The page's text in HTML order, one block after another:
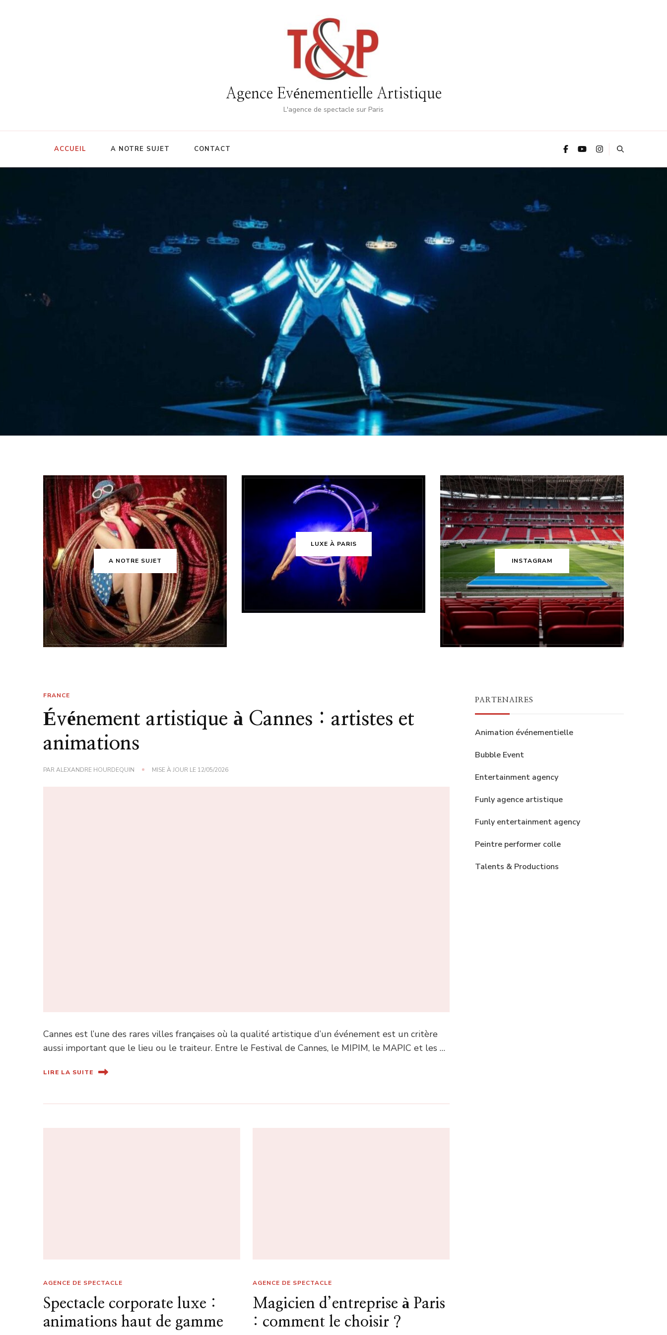
Agence Evénementielle Artistique
L'agence de spectacle sur Paris
ACCUEIL A NOTRE SUJET CONTACT
A NOTRE SUJET
LUXE À PARIS
INSTAGRAM
FRANCE
Événement artistique à Cannes : artistes et
animations
PARALEXANDRE HOURDEQUIN MISE À JOUR LE 12/05/2026
Cannes est l’une des rares villes françaises où la qualité artistique d’un événement est un critère
aussi important que le lieu ou le traiteur. Entre le Festival de Cannes, le MIPIM, le MAPIC et les …
LIRE LA SUITE
AGENCE DE SPECTACLE
Spectacle corporate luxe :
animations haut de gamme
AGENCE DE SPECTACLE
Magicien d’entreprise à Paris
: comment le choisir ?
PARTENAIRES
Animation événementielle
Bubble Event
Entertainment agency
Funly agence artistique
Funly entertainment agency
Peintre performer colle
Talents & Productions